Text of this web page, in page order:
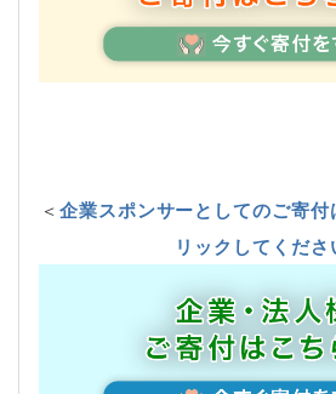
＜企業スポンサーとしてのご寄付
リックしてくださ